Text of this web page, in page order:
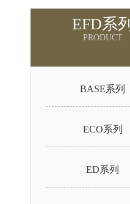
EFD系列
PRODUCT
BASE系列
ECO系列
ED系列